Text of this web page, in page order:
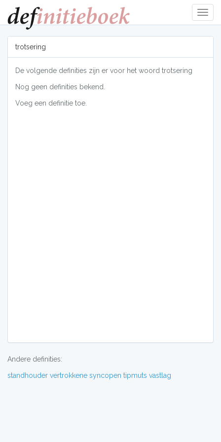
tonen
trotsering
De volgende definities zijn er voor het woord trotsering
Nog geen definities bekend.
Voeg een definitie toe.
Andere definities:
standhouder vertrokkene syncopen tipmuts vastlag